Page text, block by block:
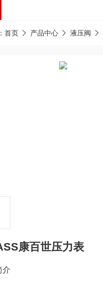
首页 产品中心 液压阀
康百世压力表
介